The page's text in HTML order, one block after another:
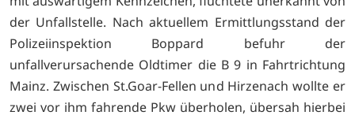
der Unfallstelle. Nach aktuellem Ermittlungsstand der
Polizeiinspektion Boppard befuhr der
unfallverursachende Oldtimer die B 9 in Fahrtrichtung
Mainz. Zwischen St.Goar-Fellen und Hirzenach wollte er
zwei vor ihm fahrende Pkw überholen, übersah hierbei